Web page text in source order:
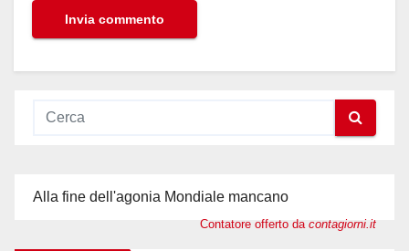
Alla fine dell'agonia Mondiale mancano
Contatore offerto da contagiorni.it